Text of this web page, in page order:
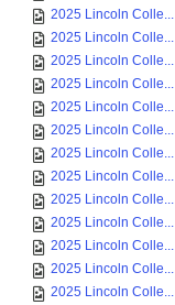
2025 Lincoln Colle...
2025 Lincoln Colle...
2025 Lincoln Colle...
2025 Lincoln Colle...
2025 Lincoln Colle...
2025 Lincoln Colle...
2025 Lincoln Colle...
2025 Lincoln Colle...
2025 Lincoln Colle...
2025 Lincoln Colle...
2025 Lincoln Colle...
2025 Lincoln Colle...
2025 Lincoln Colle...